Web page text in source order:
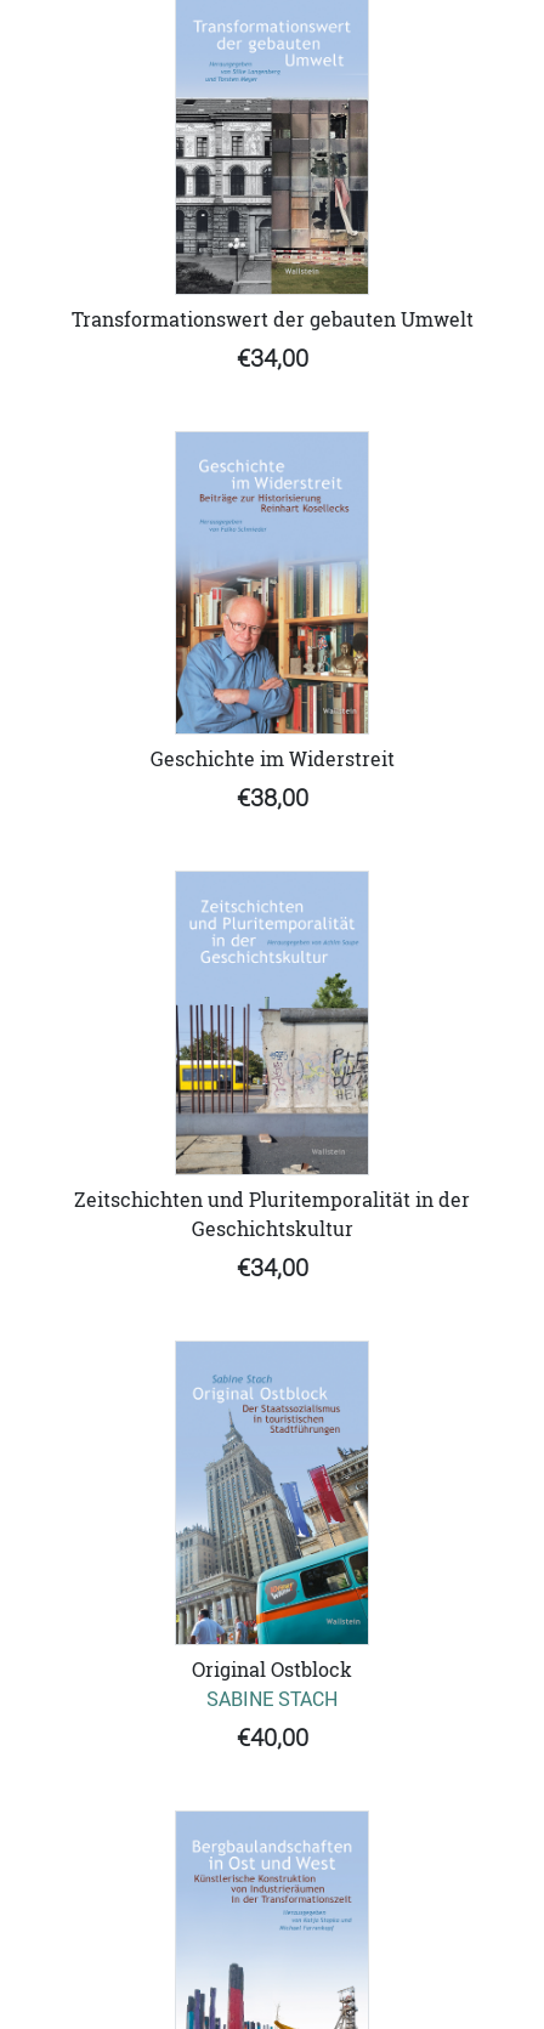
Transformationswert der gebauten Umwelt
€34,00
Geschichte im Widerstreit
€38,00
Zeitschichten und Pluritemporalität in der
Geschichtskultur
€34,00
Original Ostblock
SABINE STACH
€40,00